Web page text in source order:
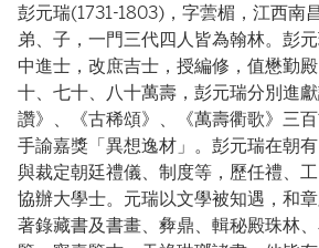
彭元瑞(1731-1803)，字蕓楣，江西南
弟、子，一門三代四人皆為翰林。彭
中進士，改庶吉士，授編修，值懋勤
十、七十、八十萬壽，彭元瑞分別進
讚》、《古稀頌》、《萬壽衢歌》三
手諭嘉獎「異想逸材」。彭元瑞在朝
與裁定朝廷禮儀、制度等，歷任禮、工
協辦大學士。元瑞以文學被知遇，和
著錄藏書及書畫、彜鼎、輯秘殿珠林